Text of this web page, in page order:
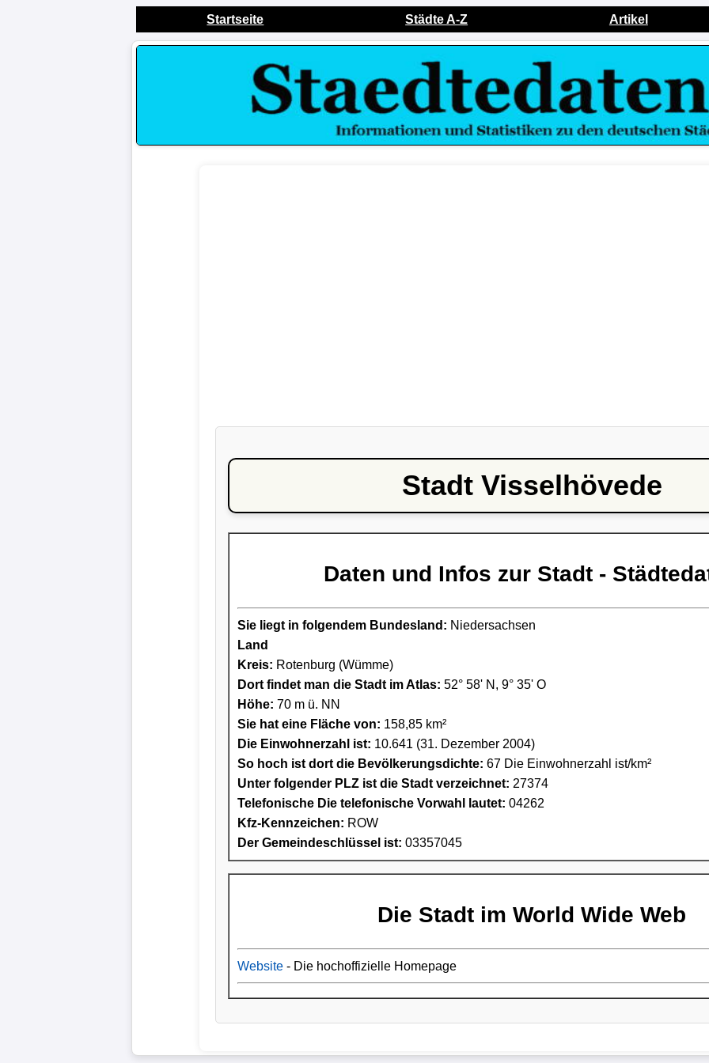
Startseite Städte A-Z Artikel
Stadt Visselhövede
Daten und Infos zur Stadt -
Sie liegt in folgendem Bundesland: Niedersachsen
Land
Kreis: Rotenburg (Wümme)
Dort findet man die Stadt im Atlas: 52° 58' N, 9° 35' O
Höhe: 70 m ü. NN
Sie hat eine Fläche von: 158,85 km²
Die Einwohnerzahl ist: 10.641 (31. Dezember 2004)
So hoch ist dort die Bevölkerungsdichte: 67 Die Einwohnerzahl ist/km²
Unter folgender PLZ ist die Stadt verzeichnet: 27374
Telefonische Die telefonische Vorwahl lautet: 04262
Kfz-Kennzeichen: ROW
Der Gemeindeschlüssel ist: 03357045
Die Stadt im World Wide Web
Website - Die hochoffizielle Homepage